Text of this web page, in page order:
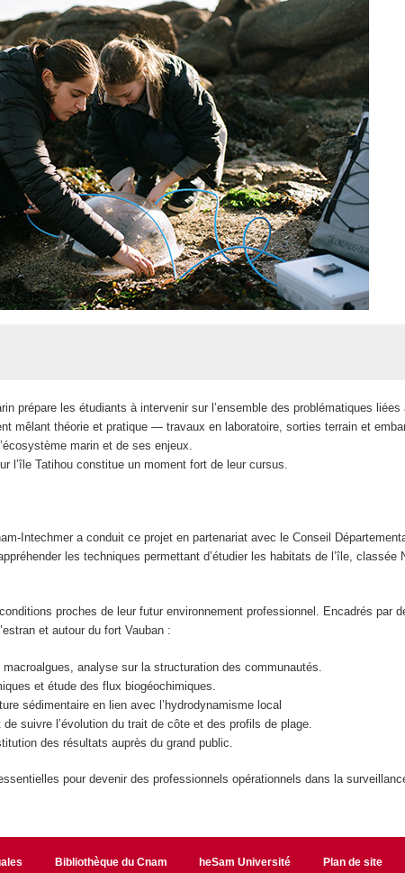
prépare les étudiants à intervenir sur l’ensemble des problématiques
mêlant théorie et pratique — travaux en laboratoire, sorties terrain et
marin et de ses enjeux.
l’île Tatihou constitue un moment fort de leur cursus.
Intechmer a conduit ce projet en partenariat avec le Conseil
les techniques permettant d’étudier les habitats de l’île, classée
proches de leur futur environnement professionnel. Encadrés par
et autour du fort Vauban :
analyse sur la structuration des communautés.
et étude des flux biogéochimiques.
sédimentaire en lien avec l’hydrodynamisme local
suivre l’évolution du trait de côte et des profils de plage.
des résultats auprès du grand public.
pour devenir des professionnels opérationnels dans la
Bibliothèque du Cnam heSam Université Plan de site